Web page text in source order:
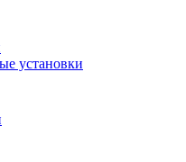
установки